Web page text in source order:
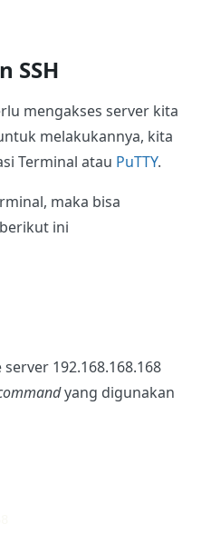
SSH
mengakses server kita
melakukannya, kita
Terminal atau PuTTY.
maka bisa
ini
192.168.168.168
yang digunakan